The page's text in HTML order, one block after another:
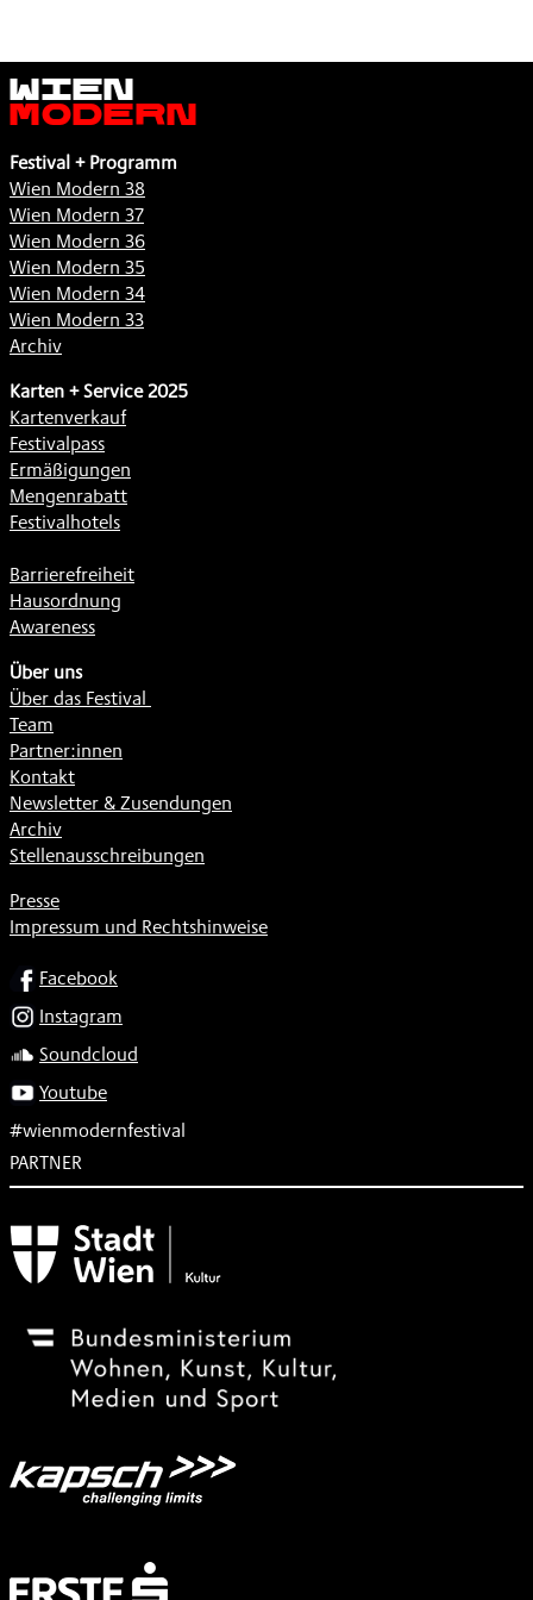
Wien
Modern
Festival + Programm
Wien Modern 38
Wien Modern 37
Wien Modern 36
Wien Modern 35
Wien Modern 34
Wien Modern 33
Archiv
Karten + Service 2025
Kartenverkauf
Festivalpass
Ermäßigungen
Mengenrabatt
Festivalhotels
Barrierefreiheit
Hausordnung
Awareness
Über uns
Über das Festival
Team
Partner:innen
Kontakt
Newsletter & Zusendungen
Archiv
Stellenausschreibungen
Presse
Impressum und Rechtshinweise
SOCIALFacebook
Instagram
Soundcloud
Youtube
#wienmodernfestival
PARTNER
Subventionsgeber